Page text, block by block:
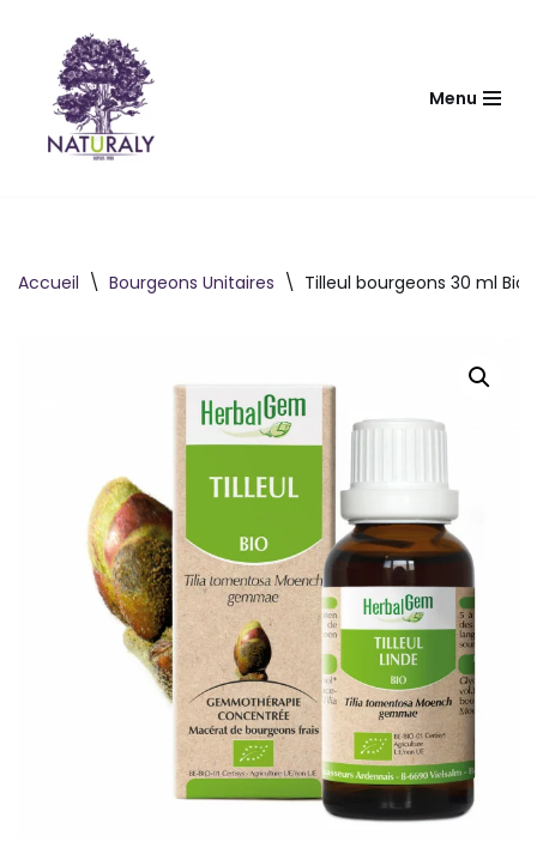
contenu
Menu
Accueil \ Bourgeons Unitaires \ Tilleul bourgeons 30 ml Bio